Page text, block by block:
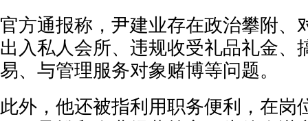
官方通报称，尹建业存在政治攀附、
出入私人会所、违规收受礼品礼金、
易、与管理服务对象赌博等问题。
此外，他还被指利用职务便利，在岗